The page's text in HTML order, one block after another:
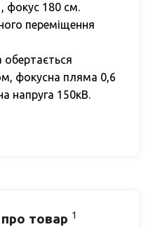
фокус 180 см.
переміщення
обертається
фокусна пляма 0,6
напруга 150кВ.
товар 1